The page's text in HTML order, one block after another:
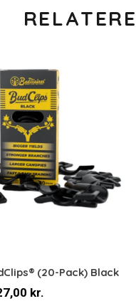
(20-Pack) Black
kr.